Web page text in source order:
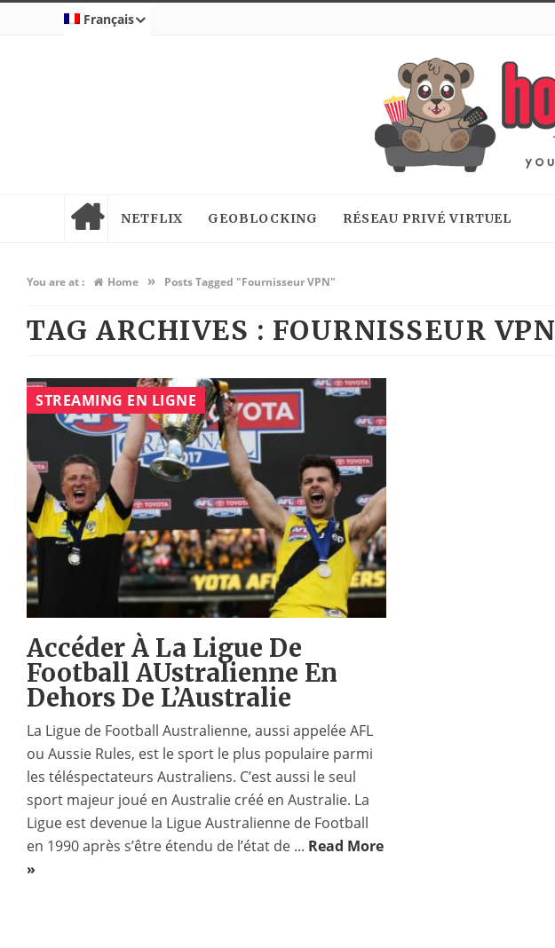
Français
NETFLIX GEOBLOCKING RÉSEAU PRIVÉ VIRTUEL
You are at : Home » Posts Tagged "Fournisseur VPN"
TAG ARCHIVES : FOURNISSEUR VPN
STREAMING EN LIGNE
Accéder À La Ligue De
Football AUstralienne En
Dehors De L’Australie
La Ligue de Football Australienne, aussi appelée AFL
ou Aussie Rules, est le sport le plus populaire parmi
les téléspectateurs Australiens. C’est aussi le seul
sport majeur joué en Australie créé en Australie. La
Ligue est devenue la Ligue Australienne de Football
en 1990 après s’être étendu de l’état de ... Read More
»